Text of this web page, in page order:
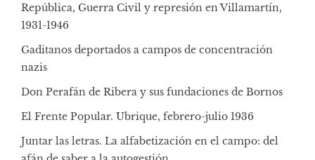
República, Guerra Civil y represión en Villamartín,
1931-1946
Gaditanos deportados a campos de concentración
nazis
Don Perafán de Ribera y sus fundaciones de Bornos
El Frente Popular. Ubrique, febrero-julio 1936
Juntar las letras. La alfabetización en el campo: del